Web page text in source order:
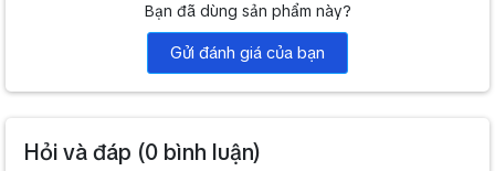
Bạn đã dùng sản phẩm này?
Gửi đánh giá của bạn
Hỏi và đáp (0 bình luận)